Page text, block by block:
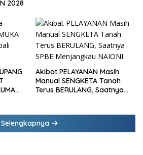
2028
Akibat PELAYANAN Masih
Manual SENGKETA Tanah
Terus BERULANG, Saatnya
Selengkapnya